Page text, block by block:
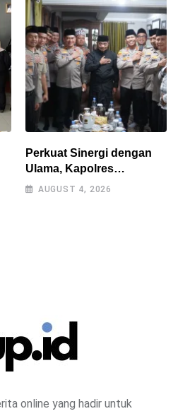
Perkuat Sinergi dengan
Ulama, Kapolres
Tasikmalaya Safari
AUGUST 4, 2026
online yang hadir untuk